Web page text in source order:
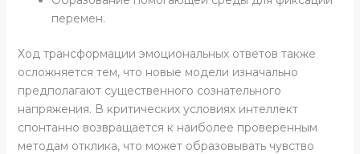
перемен.
Ход трансформации эмоциональных ответов также
осложняется тем, что новые модели изначально
предполагают существенного сознательного
напряжения. В критических условиях интеллект
спонтанно возвращается к наиболее проверенным
методам отклика, что может образовывать чувство